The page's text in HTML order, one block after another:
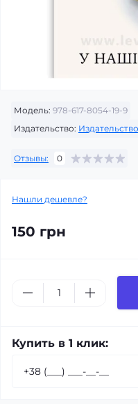
Модель: 978-617-8054-19-9
Издательство:
Отзывы: 0
Нашли дешевле?
150 грн
Купить в 1 клик: